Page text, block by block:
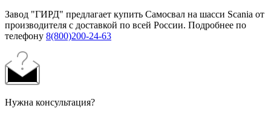
Завод "ГИРД" предлагает купить Самосвал на шасси Scania от
производителя с доставкой по всей России. Подробнее по
телефону 8(800)200-24-63
Нужна консультация?